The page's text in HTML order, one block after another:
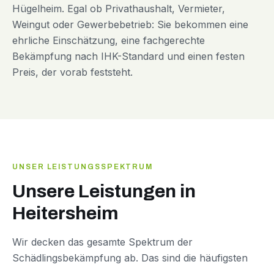
Hügelheim. Egal ob Privathaushalt, Vermieter,
Weingut oder Gewerbebetrieb: Sie bekommen eine
ehrliche Einschätzung, eine fachgerechte
Bekämpfung nach IHK-Standard und einen festen
Preis, der vorab feststeht.
UNSER LEISTUNGSSPEKTRUM
Unsere Leistungen in
Heitersheim
Wir decken das gesamte Spektrum der
Schädlingsbekämpfung ab. Das sind die häufigsten